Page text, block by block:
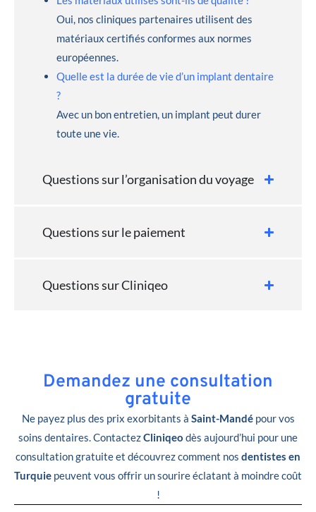
Oui, nos cliniques partenaires utilisent des
matériaux certifiés conformes aux normes
européennes.
Quelle est la durée de vie d’un implant dentaire
?
Avec un bon entretien, un implant peut durer
toute une vie.
Questions sur l’organisation du voyage
Questions sur le paiement
Questions sur Cliniqeo
Demandez une consultation
gratuite
Ne payez plus des prix exorbitants à Saint-Mandépour vos
soins dentaires. ContactezCliniqeo dès aujourd’hui pour une
consultation gratuite et découvrez comment nos dentistes en
Turquie peuvent vous offrir un sourire éclatant à moindre coût
!